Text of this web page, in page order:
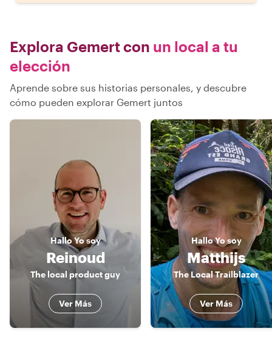
Explora Gemert con un local a tu
elección
Aprende sobre sus historias personales, y descubre
cómo pueden explorar Gemert juntos
HalloYo soy
Reinoud
The local product guy
Ver Más
HalloYo soy
Matthijs
The Local Trailblazer
Ver Más